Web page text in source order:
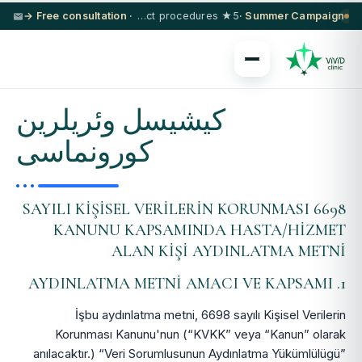
Summer Campaign ·
5★ hotel + VIP transfer on select procedures
· Free consultation →
کیشیسل وئریلرین
کورونماسی
6698 SAYILI KİŞİSEL VERİLERİN KORUNMASI
KANUNU KAPSAMINDA HASTA/HİZMET
ALAN KİŞİ AYDINLATMA METNİ
1. AYDINLATMA METNİ AMACI VE KAPSAMI
İşbu aydınlatma metni, 6698 sayılı Kişisel Verilerin
Korunması Kanunu'nun (“KVKK” veya “Kanun” olarak
anılacaktır.) “Veri Sorumlusunun Aydınlatma Yükümlülügü”